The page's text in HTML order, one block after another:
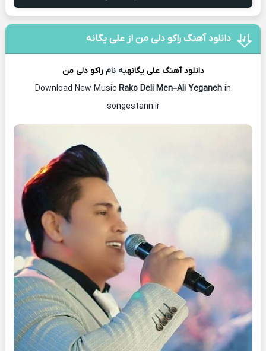
دانلود آهنگ راکو دلی‌ من از علی یگانه
دانلود آهنگ علی یگانهبه نامراکو دلی‌ من
Download New Music Rako Deli Men–Ali Yeganeh in
songestann.ir